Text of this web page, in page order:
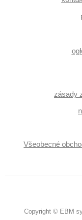
zásady
Všeobecné
Copyright © EBM